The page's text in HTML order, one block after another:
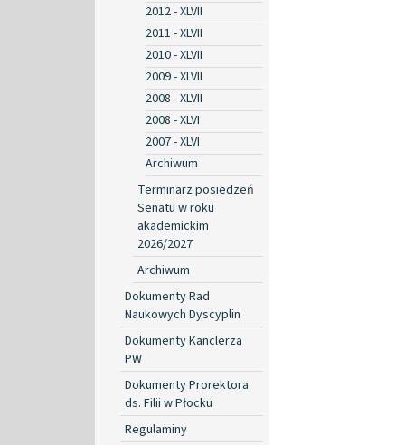
2012 - XLVII
2011 - XLVII
2010 - XLVII
2009 - XLVII
2008 - XLVII
2008 - XLVI
2007 - XLVI
Archiwum
Terminarz posiedzeń
Senatu w roku
akademickim
2026/2027
Archiwum
Dokumenty Rad
Naukowych Dyscyplin
Dokumenty Kanclerza
PW
Dokumenty Prorektora
ds. Filii w Płocku
Regulaminy